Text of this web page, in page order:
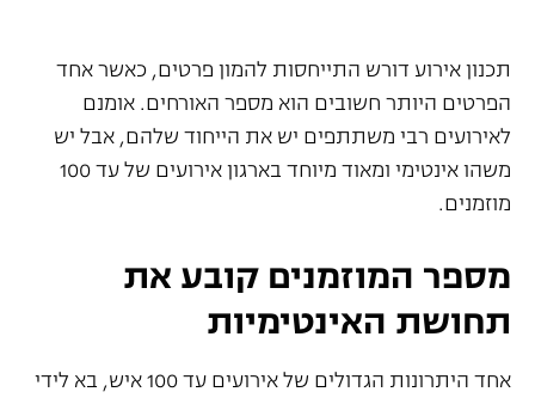
תכנון אירוע דורש התייחסות להמון פרטים, כאשר אחד
הפרטים היותר חשובים הוא מספר האורחים. אומנם
לאירועים רבי משתתפים יש את הייחוד שלהם, אבל יש
משהו אינטימי ומאוד מיוחד בארגון אירועים של עד 100
מוזמנים.
מספר המוזמנים קובע את
תחושת האינטימיות
אחד היתרונות הגדולים של אירועים עד 100 איש, בא לידי